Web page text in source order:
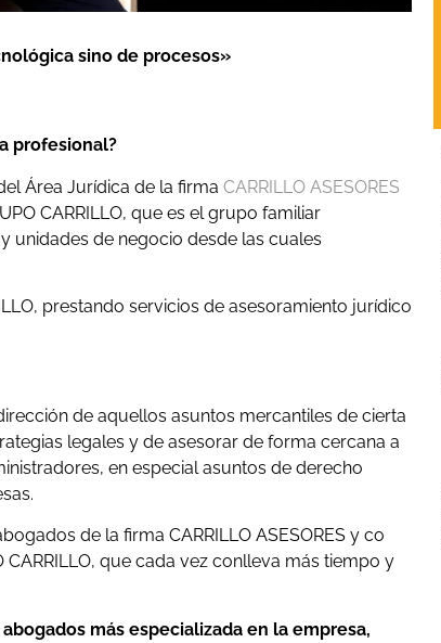
sino de procesos»
profesional?
Área Jurídica de la firma CARRILLO ASESORES
CARRILLO, que es el grupo familiar
unidades de negocio desde las cuales
prestando servicios de asesoramiento jurídico
de aquellos asuntos mercantiles de cierta
legales y de asesorar de forma cercana a
en especial asuntos de derecho
de la firma CARRILLO ASESORES y co
que cada vez conlleva más tiempo y
más especializada en la empresa,